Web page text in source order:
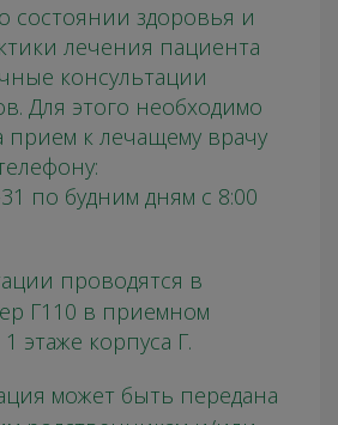
состоянии здоровья и
лечения пациента
консультации
Для этого необходимо
прием к лечащему врачу
по будним дням с 8:00
проводятся в
Г110 в приемном
этаже корпуса Г.
может быть передана